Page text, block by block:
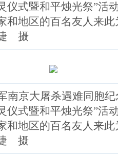
仪式暨和平烛光祭”活
和地区的百名友人来
摄
南京大屠杀遇难同胞纪
仪式暨和平烛光祭”活
和地区的百名友人来
摄